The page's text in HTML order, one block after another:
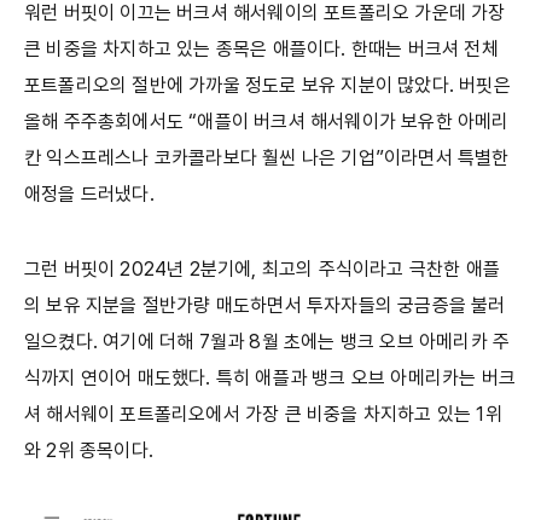
워런 버핏이 이끄는 버크셔 해서웨이의 포트폴리오 가운데 가장
큰 비중을 차지하고 있는 종목은 애플이다. 한때는 버크셔 전체
포트폴리오의 절반에 가까울 정도로 보유 지분이 많았다. 버핏은
올해 주주총회에서도 “애플이 버크셔 해서웨이가 보유한 아메리
칸 익스프레스나 코카콜라보다 훨씬 나은 기업”이라면서 특별한
애정을 드러냈다.
그런 버핏이 2024년 2분기에, 최고의 주식이라고 극찬한 애플
의 보유 지분을 절반가량 매도하면서 투자자들의 궁금증을 불러
일으켰다. 여기에 더해 7월과 8월 초에는 뱅크 오브 아메리카 주
식까지 연이어 매도했다. 특히 애플과 뱅크 오브 아메리카는 버크
셔 해서웨이 포트폴리오에서 가장 큰 비중을 차지하고 있는 1위
와 2위 종목이다.